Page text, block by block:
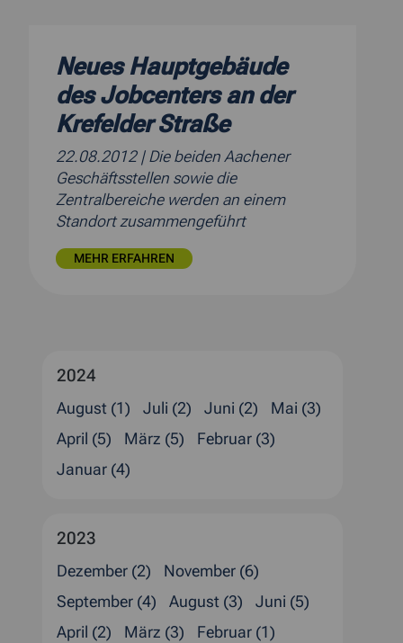
Neues Hauptgebäude
des Jobcenters an der
Krefelder Straße
22.08.2012 | Die beiden Aachener
Geschäftsstellen sowie die
Zentralbereiche werden an einem
Standort zusammengeführt
MEHR ERFAHREN
2024
August (1) Juli (2) Juni (2)
Mai (3)
April (5)
März (5)
Februar (3)
Januar (4)
2023
Dezember (2)
November (6)
September (4)
August (3)
Juni (5)
April (2)
März (3)
Februar (1)